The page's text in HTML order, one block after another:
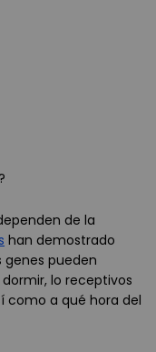
de la
han demostrado
pueden
lo receptivos
como a qué hora del